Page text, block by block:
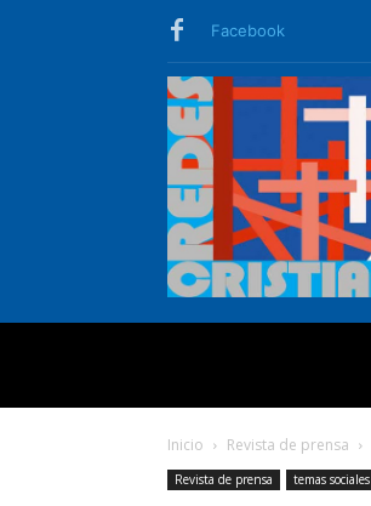
Facebook
Inicio Revista de prensa
Revista de prensa temas sociales